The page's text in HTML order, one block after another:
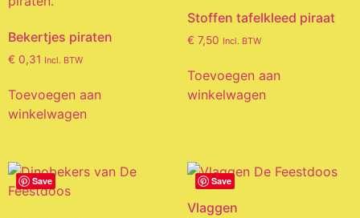
Bekertjes piraten
€ 0,31 Incl. BTW
Toevoegen aan
winkelwagen
Stoffen tafelkleed piraat
€ 7,50 Incl. BTW
Toevoegen aan
winkelwagen
Save Save
Vlaggen